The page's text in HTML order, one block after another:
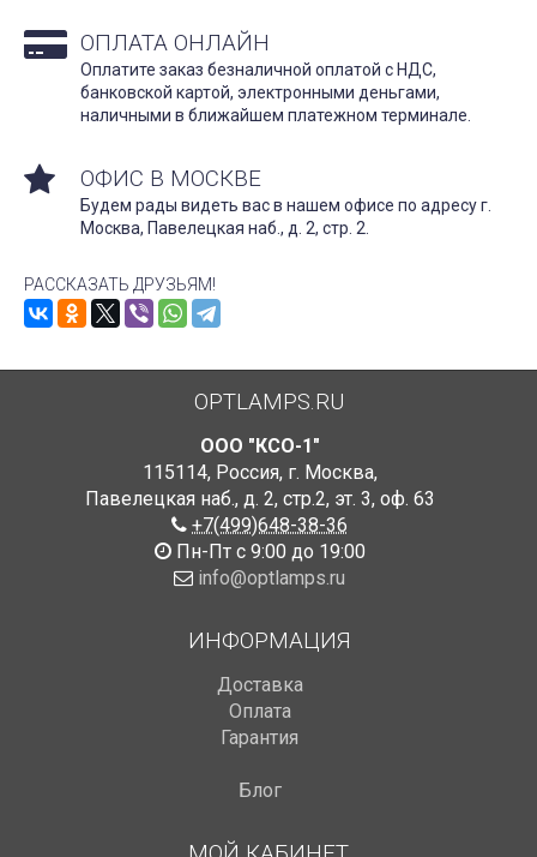
ОПЛАТА ОНЛАЙН
Оплатите заказ безналичной оплатой с НДС,
банковской картой, электронными деньгами,
наличными в ближайшем платежном терминале.
ОФИС В МОСКВЕ
Будем рады видеть вас в нашем офисе по адресу г.
Москва, Павелецкая наб., д. 2, стр. 2.
РАССКАЗАТЬ ДРУЗЬЯМ!
OPTLAMPS.RU
ООО "КСО-1"
115114, Россия, г. Москва,
Павелецкая наб., д. 2, стр.2, эт. 3, оф. 63
+7(499)648-38-36
Пн-Пт с 9:00 до 19:00
info@optlamps.ru
ИНФОРМАЦИЯ
Доставка
Оплата
Гарантия
Блог